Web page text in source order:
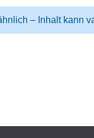
– Inhalt kann